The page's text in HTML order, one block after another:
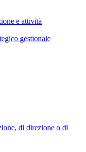
e attività
gestionale
di direzione o di